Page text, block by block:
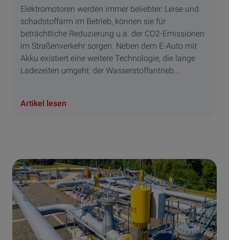
Elektromotoren werden immer beliebter: Leise und
schadstoffarm im Betrieb, können sie für
beträchtliche Reduzierung u.a. der CO2-Emissionen
im Straßenverkehr sorgen. Neben dem E-Auto mit
Akku existiert eine weitere Technologie, die lange
Ladezeiten umgeht: der Wasserstoffantrieb...
Artikel lesen